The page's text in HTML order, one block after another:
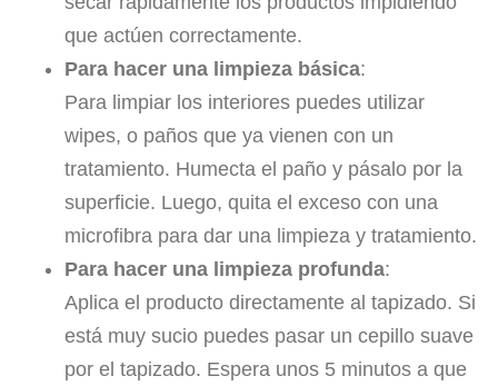
que actúen correctamente.
Para hacer una limpieza básica:
Para limpiar los interiores puedes utilizar
wipes, o paños que ya vienen con un
tratamiento. Humecta el paño y pásalo por la
superficie. Luego, quita el exceso con una
microfibra para dar una limpieza y tratamiento.
Para hacer una limpieza profunda:
Aplica el producto directamente al tapizado. Si
está muy sucio puedes pasar un cepillo suave
por el tapizado. Espera unos 5 minutos a que